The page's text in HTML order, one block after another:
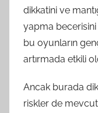
dikkatini ve
yapma
bu oyunların
artırmada etkili
Ancak burada
riskler de